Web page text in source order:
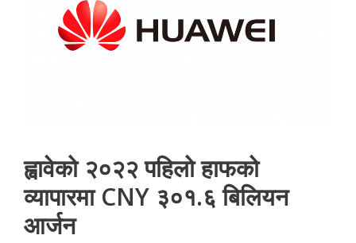
ह्वावेको २०२२ पहिलो हाफको
व्यापारमा CNY ३०१.६ बिलियन
आर्जन